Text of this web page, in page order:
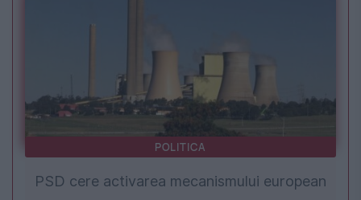
POLITICA
PSD cere activarea mecanismului european